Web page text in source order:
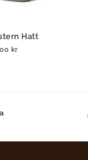
Hatt
kr